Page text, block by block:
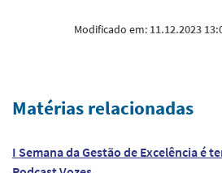
Modificado em: 11.12.2023
Matérias relacionadas
I Semana da Gestão de Excelência é